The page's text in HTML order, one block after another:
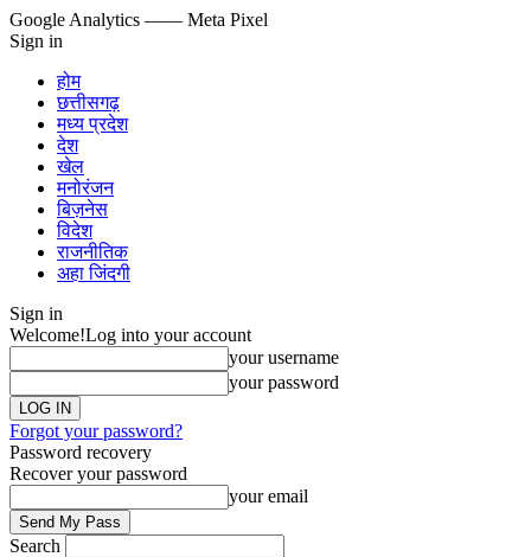
Google Analytics —— Meta Pixel
Sign in
होम
छत्तीसगढ़
मध्य प्रदेश
देश
खेल
मनोरंजन
बिज़नेस
विदेश
राजनीतिक
अहा जिंदगी
Sign in
Welcome!Log into your account
your username
your password
Forgot your password?
Password recovery
Recover your password
your email
Search